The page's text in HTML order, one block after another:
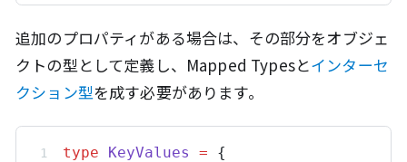
追加のプロパティがある場合は、その部分をオブジェ
クトの型として定義し、Mapped Typesとインターセ
クション型を成す必要があります。
type KeyValues = {